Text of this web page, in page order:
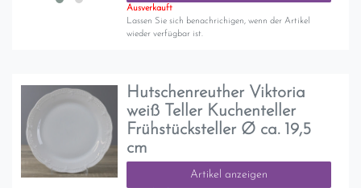
Ausverkauft
Lassen Sie sich benachrichigen, wenn der Artikel
wieder verfügbar ist.
Hutschenreuther Viktoria
weiß Teller Kuchenteller
Frühstücksteller Ø ca. 19,5
cm
Artikel anzeigen